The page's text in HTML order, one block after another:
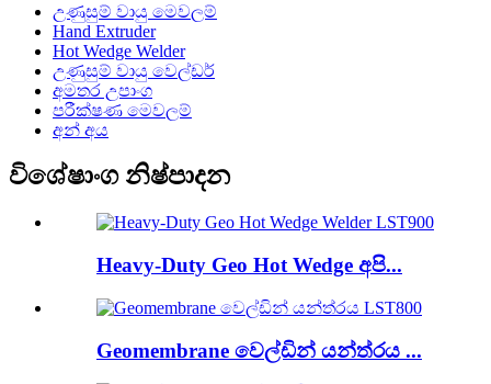
උණුසුම් වායු මෙවලම්
Hand Extruder
Hot Wedge Welder
උණුසුම් වායු වෙල්ඩර්
අමතර උපාංග
පරීක්ෂණ මෙවලම්
අන් අය
විශේෂාංග නිෂ්පාදන
Heavy-Duty Geo Hot Wedge අපි...
Geomembrane වෙල්ඩින් යන්ත්රය ...